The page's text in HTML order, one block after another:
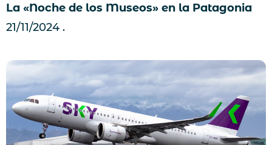
La «Noche de los Museos» en la Patagonia
21/11/2024